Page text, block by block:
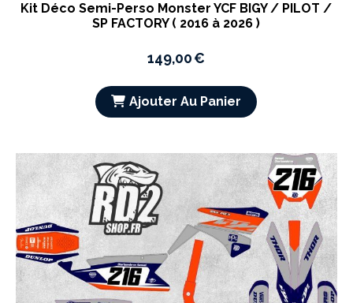
Kit Déco Semi-Perso Monster YCF BIGY / PILOT /
SP FACTORY ( 2016 à 2026 )
149,00€
Ajouter Au Panier